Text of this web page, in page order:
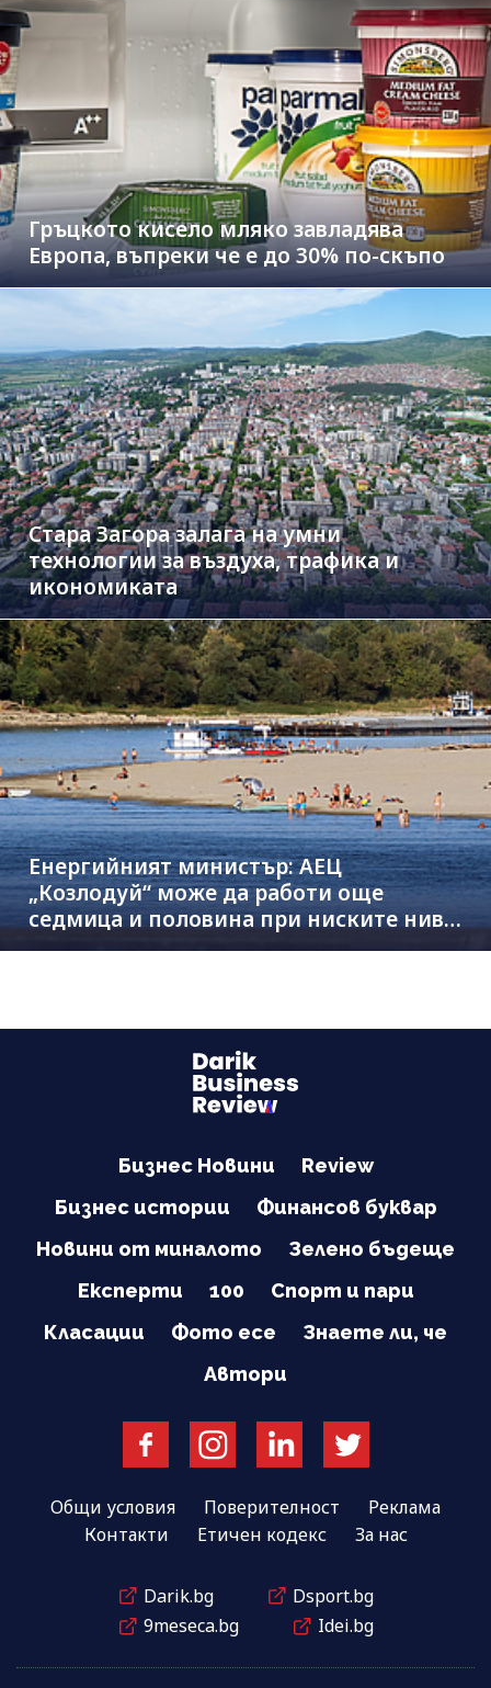
Гръцкото кисело мляко завладява
Европа, въпреки че е до 30% по-скъпо
Стара Загора залага на умни
технологии за въздуха, трафика и
икономиката
Енергийният министър: АЕЦ
„Козлодуй“ може да работи още
седмица и половина при ниските нива
на Дунав
Бизнес Новини
Review
Бизнес истории
Финансов буквар
Новини от миналото
Зелено бъдеще
Експерти
100
Спорт и пари
Класации
Фото есе
Знаете ли, че
Автори
Общи условия Поверителност
Реклама
Контакти
Етичен кодекс За нас
Darik.bg
Dsport.bg
9meseca.bg
Idei.bg